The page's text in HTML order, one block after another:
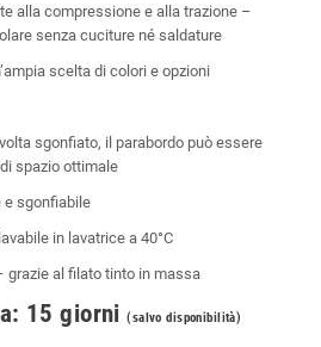
alla compressione e alla trazione –
senza cuciture né saldature
scelta di colori e opzioni
sgonfiato, il parabordo può essere
spazio ottimale
e sgonfiabile
in lavatrice a 40°C
grazie al filato tinto in massa
15 giorni(salvo disponibilità)